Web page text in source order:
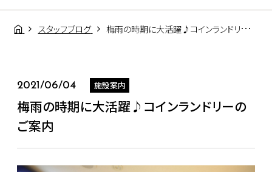
スタッフブログ 梅雨の時期に大活躍♪コインランドリーのご案内
2021/06/04 施設案内
梅雨の時期に大活躍♪コインランドリーの
ご案内